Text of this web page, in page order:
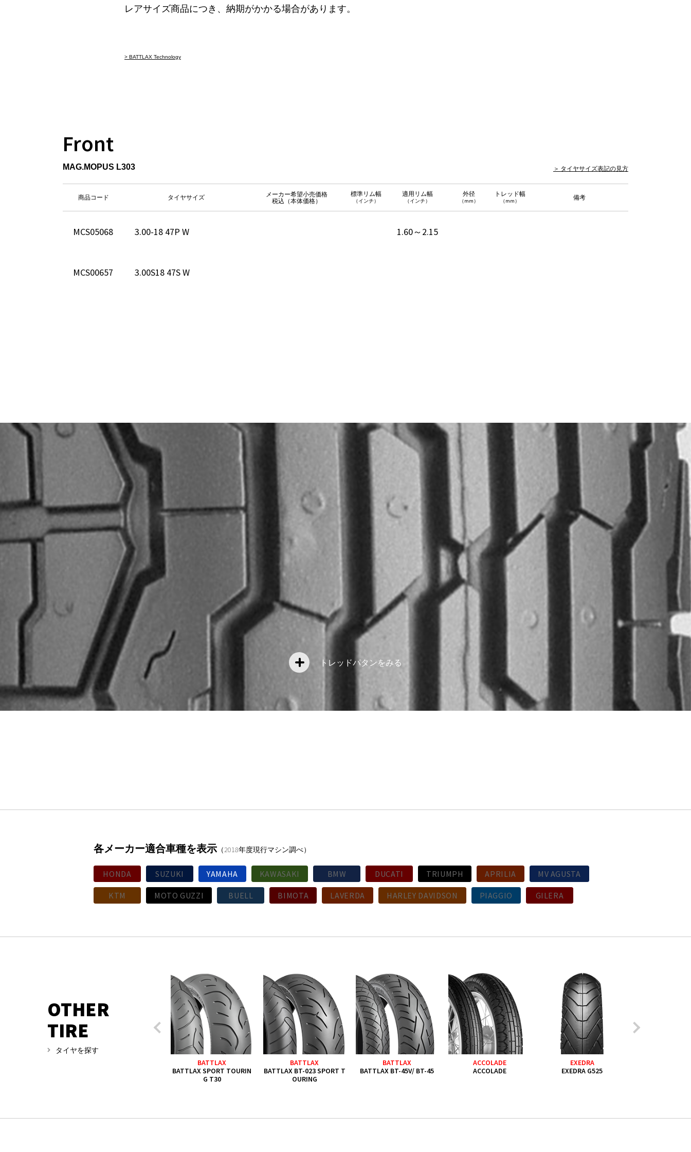
レアサイズ商品につき、納期がかかる場合があります。
> BATTLAX Technology
Front
MAG.MOPUS L303 ＞ タイヤサイズ表記の見方
商品コード タイヤサイズ
メーカー希望小売価格
税込（本体価格）
標準リム幅
（インチ）
適用リム幅
（インチ）
外径
（mm）
トレッド幅
（mm） 備考
MCS05068 3.00-18 47P W 1.60～2.15
MCS00657 3.00S18 47S W
各メーカー適合車種を表示 （2018年度現行マシン調べ）
HONDA SUZUKI YAMAHA KAWASAKI BMW DUCATI TRIUMPH APRILIA MV AGUSTA
KTM MOTO GUZZI BUELL BIMOTA LAVERDA HARLEY DAVIDSON PIAGGIO GILERA
OTHER
TIRE
タイヤを探す
BATTLAX
BATTLAX SPORT TOURIN
G T30
BATTLAX
BATTLAX BT-023 SPORT T
OURING
BATTLAX
BATTLAX BT-45V/ BT-45
ACCOLADE
ACCOLADE
EXEDRA
EXEDRA G525